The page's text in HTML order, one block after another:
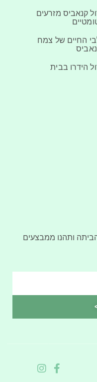
קנאביס מזרעים
החיים של צמח
הידרו בבית
ותהנו ממבצעים